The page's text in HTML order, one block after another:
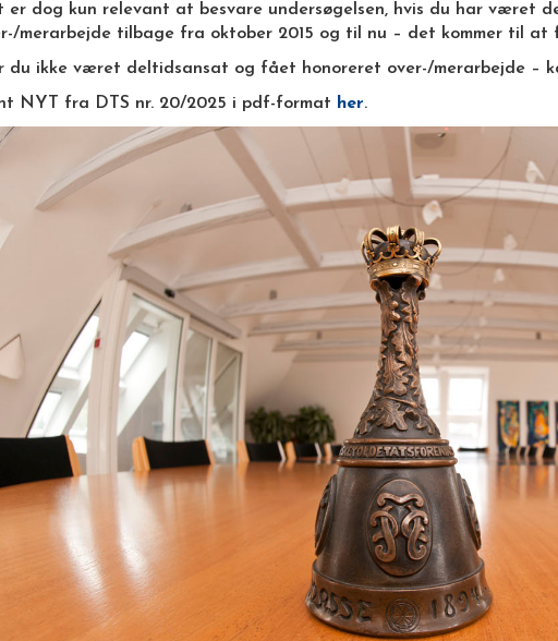
er dog kun relevant at besvare undersøgelsen, hvis du har været
merarbejde tilbage fra oktober 2015 og til nu – det kommer til at
du ikke været deltidsansat og fået honoreret over-/merarbejde –
NYT fra DTS nr. 20/2025 i pdf-format her.